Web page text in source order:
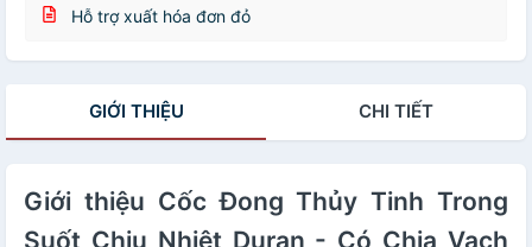
Hỗ trợ xuất hóa đơn đỏ
GIỚI THIỆU CHI TIẾT
Giới thiệu Cốc Đong Thủy Tinh Trong
Suốt Chịu Nhiệt Duran - Có Chia Vạch